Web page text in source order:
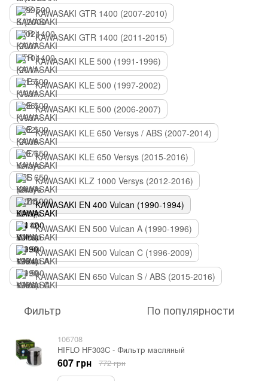
KAWASAKI GTR 1400 (2007-2010)
KAWASAKI GTR 1400 (2011-2015)
KAWASAKI KLE 500 (1991-1996)
KAWASAKI KLE 500 (1997-2002)
KAWASAKI KLE 500 (2006-2007)
KAWASAKI KLE 650 Versys / ABS (2007-2014)
KAWASAKI KLE 650 Versys (2015-2016)
KAWASAKI KLZ 1000 Versys (2012-2016)
KAWASAKI EN 400 Vulcan (1990-1994)
KAWASAKI EN 500 Vulcan A (1990-1996)
KAWASAKI EN 500 Vulcan C (1996-2009)
KAWASAKI EN 650 Vulcan S / ABS (2015-2016)
Фильтр По популярности
106708
HIFLO HF303C - Фильтр масляный
607 грн 772 грн